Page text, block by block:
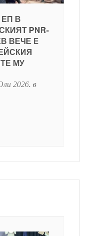
В
PNR-
ВЕЧЕ Е
МУ
2026. в